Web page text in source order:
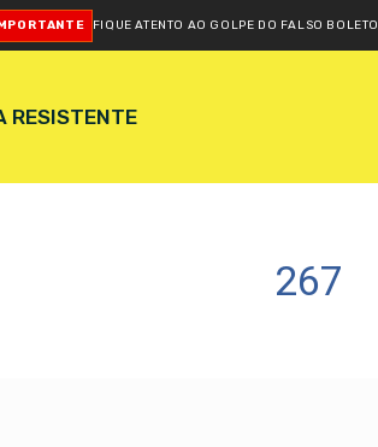
FIQUE ATENTO AO GOLPE DO FALSO BOLETO
RESISTENTE
267